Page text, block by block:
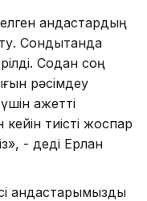
қандастардың
Сондықтанда
Содан соң
рәсімдеу
қажетті
тиісті жоспар
- деді Ерлан
қандастарымызды